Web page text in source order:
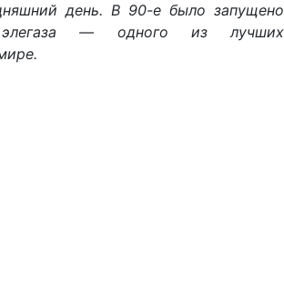
день. В 90-е было запущено
элегаза — одного из лучших